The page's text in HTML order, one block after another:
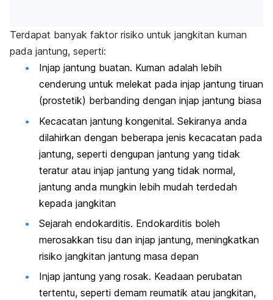
Terdapat banyak faktor risiko untuk jangkitan kuman
pada jantung, seperti:
Injap jantung buatan. Kuman adalah lebih
cenderung untuk melekat pada injap jantung tiruan
(prostetik) berbanding dengan injap jantung biasa
Kecacatan jantung kongenital. Sekiranya anda
dilahirkan dengan beberapa jenis kecacatan pada
jantung, seperti dengupan jantung yang tidak
teratur atau injap jantung yang tidak normal,
jantung anda mungkin lebih mudah terdedah
kepada jangkitan
Sejarah endokarditis. Endokarditis boleh
merosakkan tisu dan injap jantung, meningkatkan
risiko jangkitan jantung masa depan
Injap jantung yang rosak. Keadaan perubatan
tertentu, seperti demam reumatik atau jangkitan,